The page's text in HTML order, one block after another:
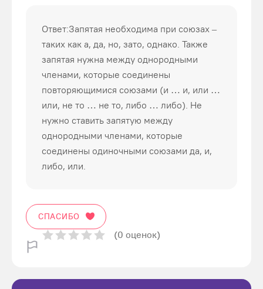
Ответ:Запятая необходима при союзах –
таких как а, да, но, зато, однако. Также
запятая нужна между однородными
членами, которые соединены
повторяющимися союзами (и … и, или …
или, не то … не то, либо … либо). Не
нужно ставить запятую между
однородными членами, которые
соединены одиночными союзами да, и,
либо, или.
СПАСИБО
(0 оценок)